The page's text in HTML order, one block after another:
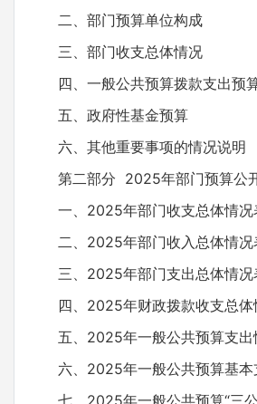
二、部门预算单位构成
三、部门收支总体情况
四、一般公共预算拨款支出预
五、政府性基金预算
六、其他重要事项的情况说明
第二部分 2025年部门预算公
一、2025年部门收支总体情况
二、2025年部门收入总体情况
三、2025年部门支出总体情况
四、2025年财政拨款收支总体
五、2025年一般公共预算支出
六、2025年一般公共预算基本
七、2025年一般公共预算“三公